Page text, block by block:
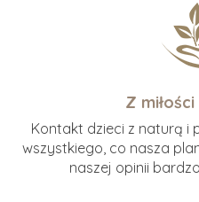
Z
Kontakt dzieci z naturą i
wszystkiego, co nasza
naszej opinii